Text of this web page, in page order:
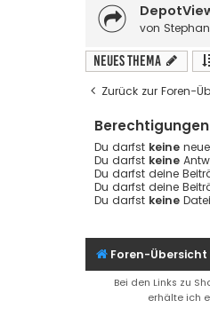
von Stephan
Neues Thema
Zurück zur Foren-
Du darfst keine
Du darfst keine
Du darfst deine
Du darfst deine
Du darfst keine
Foren-Übersicht
Bei den Links zu
erhälte ich